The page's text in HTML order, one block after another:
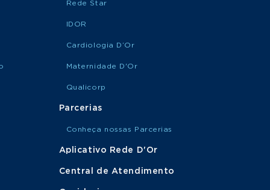
Rede Star
IDOR
Cardiologia D’Or
Maternidade D'Or
Qualicorp
Parcerias
Conheça nossas Parcerias
Aplicativo Rede D'Or
Central de Atendimento